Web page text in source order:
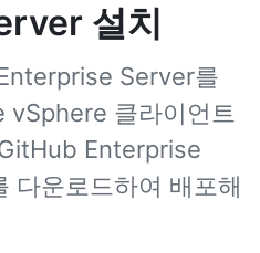
설치
Server를
vSphere 클라이언트
Enterprise
다운로드하여 배포해